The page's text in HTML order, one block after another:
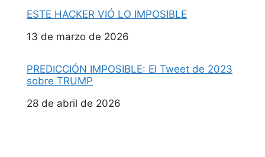
ESTE HACKER VIÓ LO IMPOSIBLE
Fecha
13 de marzo de 2026
PREDICCIÓN IMPOSIBLE: El Tweet de 2023
sobre TRUMP
Fecha
28 de abril de 2026